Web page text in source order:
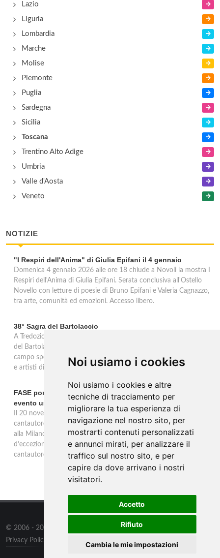
Noi usiamo i cookies
Noi usiamo i cookies e altre
tecniche di tracciamento per
migliorare la tua esperienza di
navigazione nel nostro sito, per
mostrarti contenuti personalizzati
e annunci mirati, per analizzare il
traffico sul nostro sito, e per
capire da dove arrivano i nostri
visitatori.
Accetto
Rifiuto
Cambia le mie impostazioni
La Cocciara
via San Sebastiano 18, Cetona
Lazio
Liguria
Lombardia
Marche
Molise
Piemonte
Puglia
Sardegna
Sicilia
Toscana
Trentino Alto Adige
Umbria
Valle d'Aosta
Veneto
NOTIZIE
"I Respiri dell'Anima" di Giulia Epifani il 4 gennaio
Domenica 4 gennaio 2026 alle ore 18 chiude a Novoli la mostra I
Respiri dell'Anima di Giulia Epifani. Serata conclusiva all'Ostello
Novello con letture di poesie di Bruno Epifani e Valeria Cagnazzo,
tra arte, comunità ed emozioni. Accesso libero.
38° Sagra del Bartolaccio
A Tredozio, borgo dell’Appennino Tosco-Romagnolo, la 38ª Sagra
del Bartolaccio anima le domeniche 2 e 9 novembre 2025: al
campo sportivo cotture alla piastra, stand tipici, mercato, musica
e artisti di strada, ingresso libero per tutta la giornata.
FASE porta la sua musica alla Milano Music Week con un
evento unico
Il 20 novembre alle 19 all’Ostello Bello Milano Duomo, il
cantautore torinese FASE sarà protagonista di un evento unico
alla Milano Music Week: un concerto e talk con ospiti
d’eccezione, tra musica, dialogo e riflessioni sul mestiere del
cantautore.
© 2006 - 2026
all rights reserved.
Privacy Policy
Preferenze sui Cookies